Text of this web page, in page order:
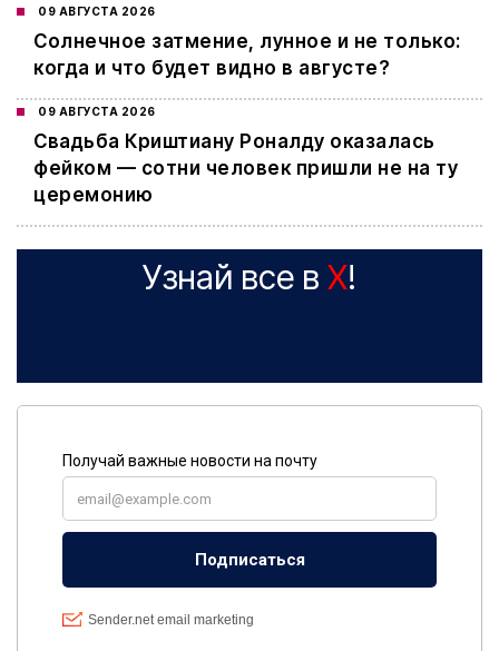
09 АВГУСТА 2026
Cолнечное затмение, лунное и не только:
когда и что будет видно в августе?
09 АВГУСТА 2026
Свадьба Криштиану Роналду оказалась
фейком — сотни человек пришли не на ту
церемонию
Узнай все в X!